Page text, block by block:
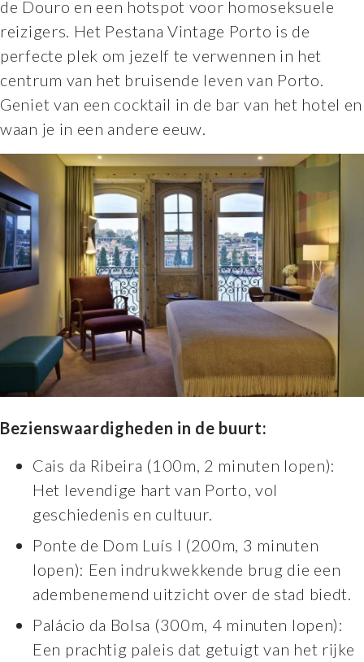
de Douro en een hotspot voor homoseksuele
reizigers. Het Pestana Vintage Porto is de
perfecte plek om jezelf te verwennen in het
centrum van het bruisende leven van Porto.
Geniet van een cocktail in de bar van het hotel en
waan je in een andere eeuw.
Bezienswaardigheden in de buurt:
Cais da Ribeira (100m, 2 minuten lopen):
Het levendige hart van Porto, vol
geschiedenis en cultuur.
Ponte de Dom Luís I (200m, 3 minuten
lopen): Een indrukwekkende brug die een
adembenemend uitzicht over de stad biedt.
Palácio da Bolsa (300m, 4 minuten lopen):
Een prachtig paleis dat getuigt van het rijke